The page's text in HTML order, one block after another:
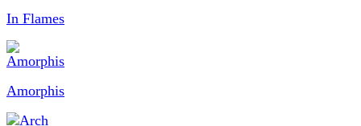
In Flames
Amorphis